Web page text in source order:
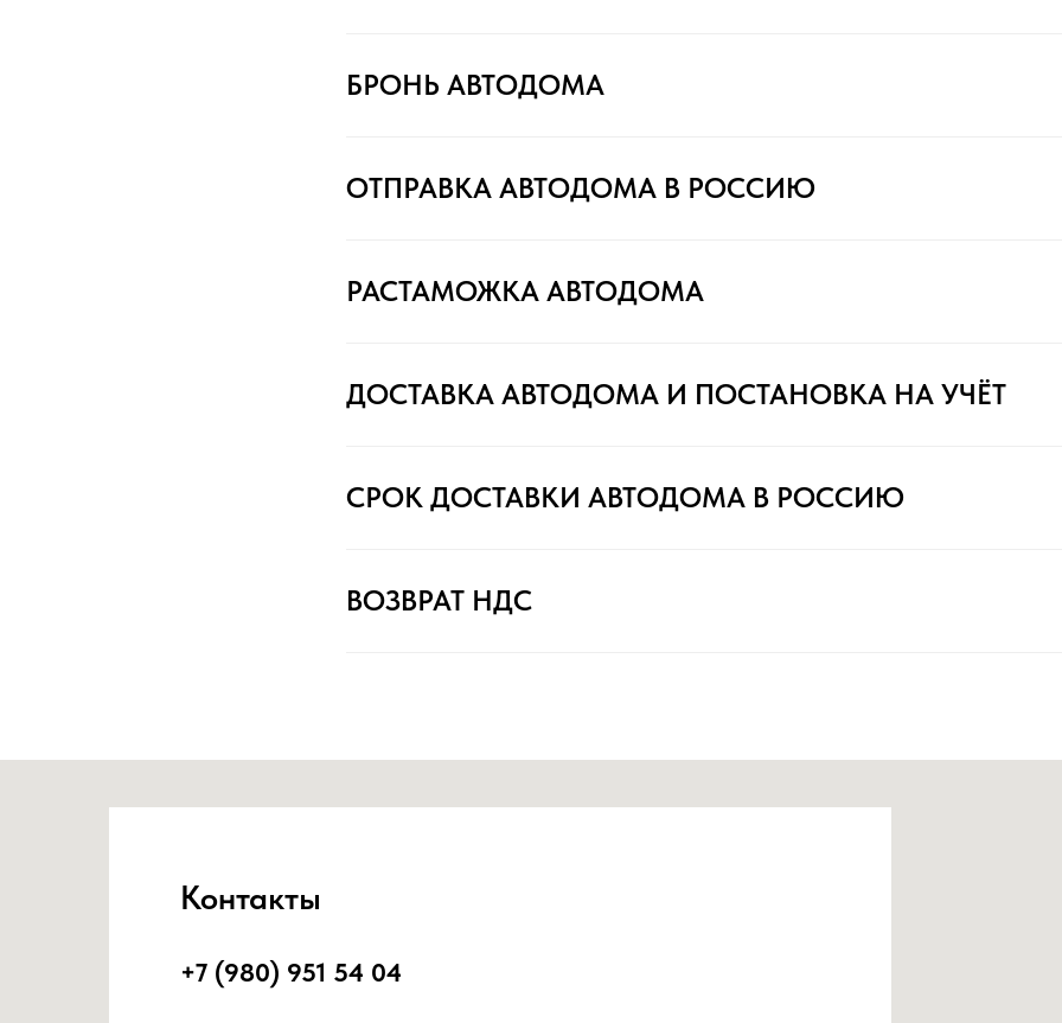
БРОНЬ АВТОДОМА
ОТПРАВКА АВТОДОМА В РОССИЮ
РАСТАМОЖКА АВТОДОМА
ДОСТАВКА АВТОДОМА И ПОСТАНОВКА НА УЧЁТ
СРОК ДОСТАВКИ АВТОДОМА В РОССИЮ
ВОЗВРАТ НДС
Контакты
+7 (980) 951 54 04